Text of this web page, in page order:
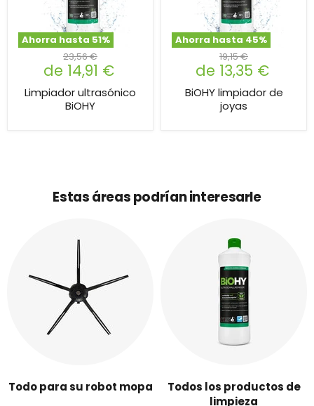
Ahorra hasta 51%
de 14,91 €
23,56 €
Limpiador ultrasónico
BiOHY
Ahorra hasta 45%
de 13,35 €
19,15 €
BiOHY limpiador de
joyas
Estas áreas podrían interesarle
Todo para su robot mopa
Todos los productos de
limpieza